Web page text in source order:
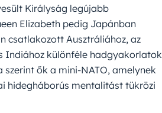
Királyság legújabb
Elizabeth pedig Japánban
csatlakozott Ausztráliához, az
Indiához különféle hadgyakorlatok
szerint ők a mini-NATO, amelynek
hidegháborús mentalitást tükrözi